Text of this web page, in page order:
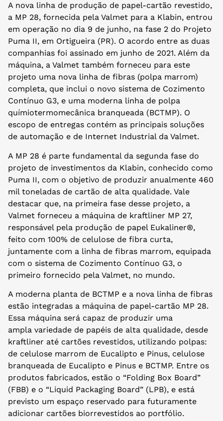
A nova linha de produção de papel-cartão revestido,
a MP 28, fornecida pela Valmet para a Klabin, entrou
em operação no dia 9 de junho, na fase 2 do Projeto
Puma II, em Ortigueira (PR). O acordo entre as duas
companhias foi assinado em junho de 2021. Além da
máquina, a Valmet também forneceu para este
projeto uma nova linha de fibras (polpa marrom)
completa, que inclui o novo sistema de Cozimento
Contínuo G3, e uma moderna linha de polpa
químiotermomecânica branqueada (BCTMP). O
escopo de entregas contém as principais soluções
de automação e de Internet Industrial da Valmet.
A MP 28 é parte fundamental da segunda fase do
projeto de investimentos da Klabin, conhecido como
Puma II, com o objetivo de produzir anualmente 460
mil toneladas de cartão de alta qualidade. Vale
destacar que, na primeira fase desse projeto, a
Valmet forneceu a máquina de kraftliner MP 27,
responsável pela produção de papel Eukaliner®,
feito com 100% de celulose de fibra curta,
juntamente com a linha de fibras marrom, equipada
com o sistema de Cozimento Contínuo G3, o
primeiro fornecido pela Valmet, no mundo.
A moderna planta de BCTMP e a nova linha de fibras
estão integradas a máquina de papel-cartão MP 28.
Essa máquina será capaz de produzir uma
ampla variedade de papéis de alta qualidade, desde
kraftliner até cartões revestidos, utilizando polpas:
de celulose marrom de Eucalipto e Pinus, celulose
branqueada de Eucalipto e Pinus e BCTMP. Entre os
produtos fabricados, estão o “Folding Box Board”
(FBB) e o “Liquid Packaging Board” (LPB), e está
previsto um espaço reservado para futuramente
adicionar cartões biorrevestidos ao portfólio.